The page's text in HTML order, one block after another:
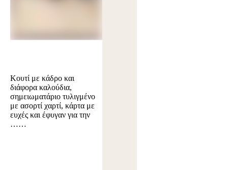
Κουτί με κάδρο και
διάφορα καλούδια,
σημειωματάριο τυλιγμένο
με ασορτί χαρτί, κάρτα με
ευχές και έφυγαν για την
……